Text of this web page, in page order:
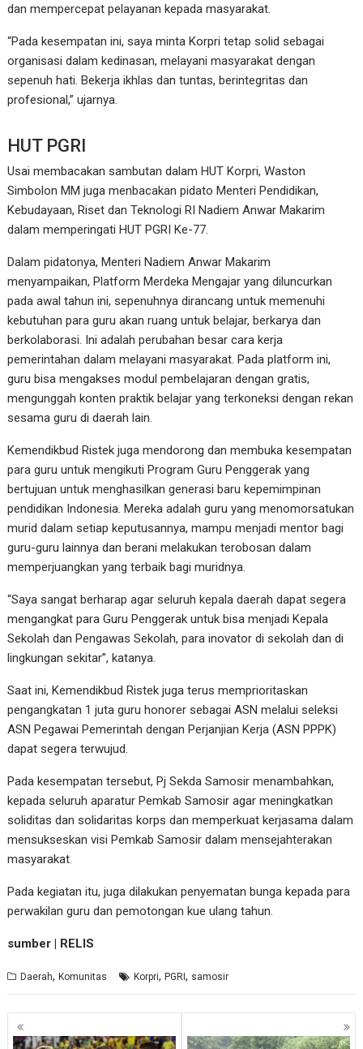
dan mempercepat pelayanan kepada masyarakat.
“Pada kesempatan ini, saya minta Korpri tetap solid sebagai
organisasi dalam kedinasan, melayani masyarakat dengan
sepenuh hati. Bekerja ikhlas dan tuntas, berintegritas dan
profesional,” ujarnya.
HUT PGRI
Usai membacakan sambutan dalam HUT Korpri, Waston
Simbolon MM juga menbacakan pidato Menteri Pendidikan,
Kebudayaan, Riset dan Teknologi RI Nadiem Anwar Makarim
dalam memperingati HUT PGRI Ke-77.
Dalam pidatonya, Menteri Nadiem Anwar Makarim
menyampaikan, Platform Merdeka Mengajar yang diluncurkan
pada awal tahun ini, sepenuhnya dirancang untuk memenuhi
kebutuhan para guru akan ruang untuk belajar, berkarya dan
berkolaborasi. Ini adalah perubahan besar cara kerja
pemerintahan dalam melayani masyarakat. Pada platform ini,
guru bisa mengakses modul pembelajaran dengan gratis,
mengunggah konten praktik belajar yang terkoneksi dengan rekan
sesama guru di daerah lain.
Kemendikbud Ristek juga mendorong dan membuka kesempatan
para guru untuk mengikuti Program Guru Penggerak yang
bertujuan untuk menghasilkan generasi baru kepemimpinan
pendidikan Indonesia. Mereka adalah guru yang menomorsatukan
murid dalam setiap keputusannya, mampu menjadi mentor bagi
guru-guru lainnya dan berani melakukan terobosan dalam
memperjuangkan yang terbaik bagi muridnya.
“Saya sangat berharap agar seluruh kepala daerah dapat segera
mengangkat para Guru Penggerak untuk bisa menjadi Kepala
Sekolah dan Pengawas Sekolah, para inovator di sekolah dan di
lingkungan sekitar”, katanya.
Saat ini, Kemendikbud Ristek juga terus memprioritaskan
pengangkatan 1 juta guru honorer sebagai ASN melalui seleksi
ASN Pegawai Pemerintah dengan Perjanjian Kerja (ASN PPPK)
dapat segera terwujud.
Pada kesempatan tersebut, Pj Sekda Samosir menambahkan,
kepada seluruh aparatur Pemkab Samosir agar meningkatkan
soliditas dan solidaritas korps dan memperkuat kerjasama dalam
mensukseskan visi Pemkab Samosir dalam mensejahterakan
masyarakat.
Pada kegiatan itu, juga dilakukan penyematan bunga kepada para
perwakilan guru dan pemotongan kue ulang tahun.
sumber | RELIS
Daerah,Komunitas Korpri,PGRI, samosir
Navigasi
pos